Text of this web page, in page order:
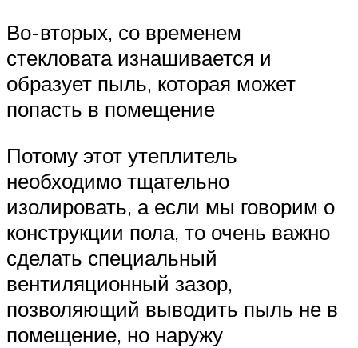
Во-вторых, со временем
стекловата изнашивается и
образует пыль, которая может
попасть в помещение
Потому этот утеплитель
необходимо тщательно
изолировать, а если мы говорим о
конструкции пола, то очень важно
сделать специальный
вентиляционный зазор,
позволяющий выводить пыль не в
помещение, но наружу